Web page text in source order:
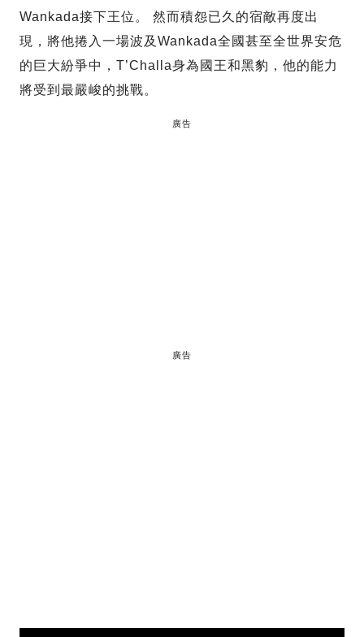
Wankada接下王位。 然而積怨已久的宿敵再度出
現，將他捲入一場波及Wankada全國甚至全世界安危
的巨大紛爭中，T’Challa身為國王和黑豹，他的能力
將受到最嚴峻的挑戰。
廣告
廣告